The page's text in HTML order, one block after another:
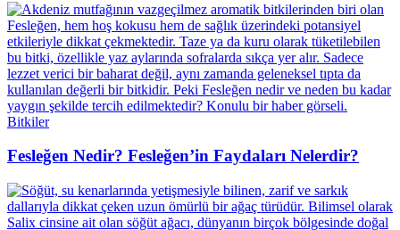
Bitkiler
Fesleğen Nedir? Fesleğen’in Faydaları Nelerdir?